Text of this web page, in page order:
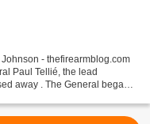
- thefirearmblog.com
Paul Tellié, the lead
away . The General began